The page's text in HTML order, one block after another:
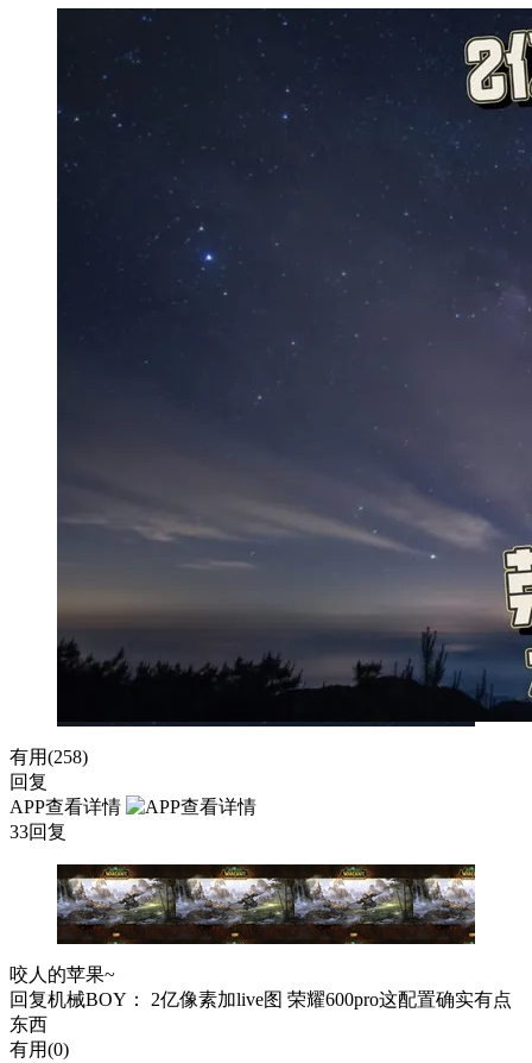
有用(258)
回复
APP查看详情
33回复
咬人的苹果~
回复机械BOY ： 2亿像素加live图 荣耀600pro这配置确实有点
东西
有用(0)